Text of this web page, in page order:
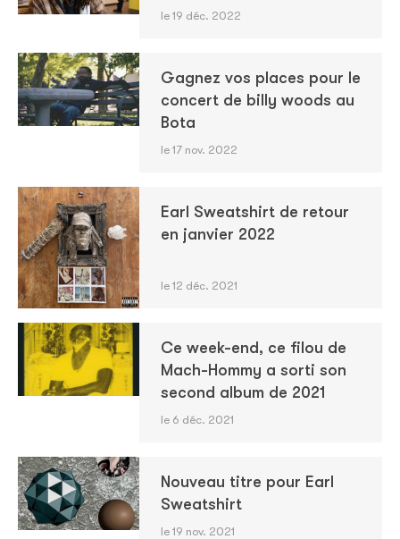
le 19 déc. 2022
Gagnez vos places pour le
concert de billy woods au
Bota
le 17 nov. 2022
Earl Sweatshirt de retour
en janvier 2022
le 12 déc. 2021
Ce week-end, ce filou de
Mach-Hommy a sorti son
second album de 2021
le 6 déc. 2021
Nouveau titre pour Earl
Sweatshirt
le 19 nov. 2021